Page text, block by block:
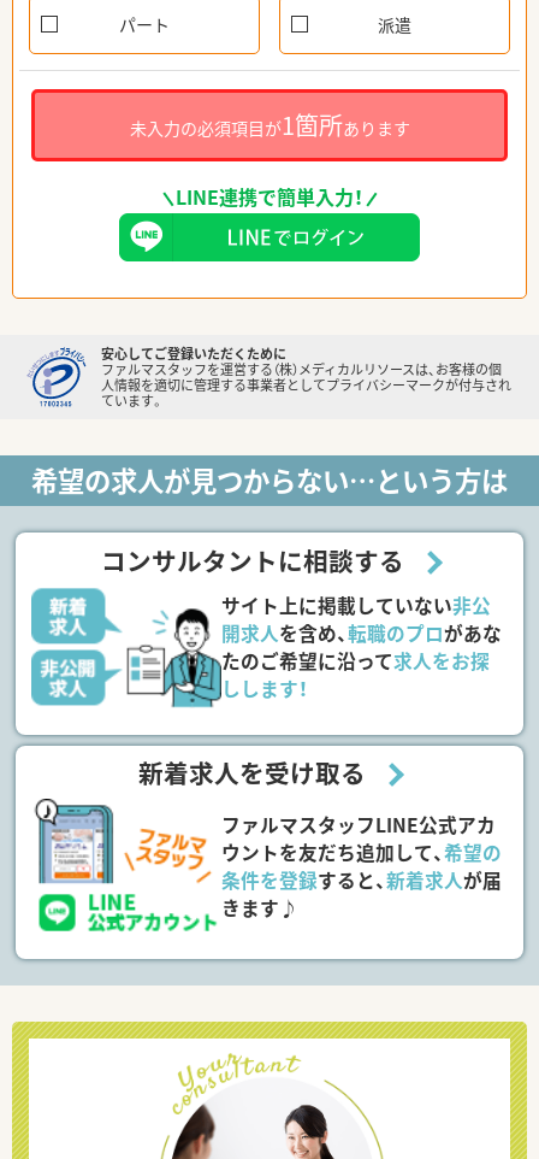
パート 派遣
未入力の必須項目が1箇所あります
LINE連携で簡単入力！
安心してご登録いただくために
ファルマスタッフを運営する（株）メディカルリソースは、お客様の個
人情報を適切に管理する事業者としてプライバシーマークが付与され
ています。
希望の求人が見つからない…という方は
コンサルタントに相談する
サイト上に掲載していない非公
開求人を含め、転職のプロがあな
たのご希望に沿って求人をお探
しします！
新着求人を受け取る
ファルマスタッフLINE公式アカ
ウントを友だち追加して、希望の
条件を登録すると、新着求人が届
きます♪